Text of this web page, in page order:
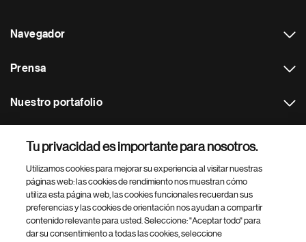
Navegador
Prensa
Nuestro portafolio
Footer Site Search
Tu privacidad es importante para nosotros.
Utilizamos cookies para mejorar su experiencia al visitar nuestras
páginas web: las cookies de rendimiento nos muestran cómo
utiliza esta página web, las cookies funcionales recuerdan sus
preferencias y las cookies de orientación nos ayudan a compartir
contenido relevante para usted. Seleccione: "Aceptar todo" para
dar su consentimiento a todas las cookies, seleccione